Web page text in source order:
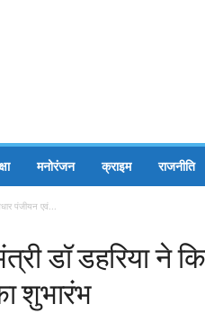
मनोरंजन क्राइम राजनीति
पंजीयन एवं...
डॉ डहरिया ने
शुभारंभ